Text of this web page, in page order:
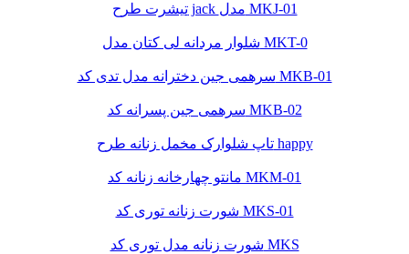
تیشرت طرح jack مدل MKJ-01
شلوار مردانه لی کتان مدل MKT-0
سرهمی جین دخترانه مدل تدی کد MKB-01
سرهمی جین پسرانه کد MKB-02
تاپ شلوارک مخمل زنانه طرح happy
مانتو چهارخانه زنانه کد MKM-01
شورت زنانه توری کد MKS-01
شورت زنانه مدل توری کد MKS